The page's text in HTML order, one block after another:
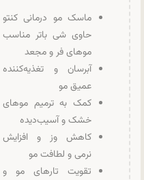
ماسک مو درمانی کنتو
حاوی شی باتر مناسب
موهای فر و مجعد
آبرسان و تغذیه‌کننده
عمیق مو
کمک به ترمیم موهای
خشک و آسیب‌دیده
کاهش وز و افزایش
نرمی و لطافت مو
تقویت تارهای مو و